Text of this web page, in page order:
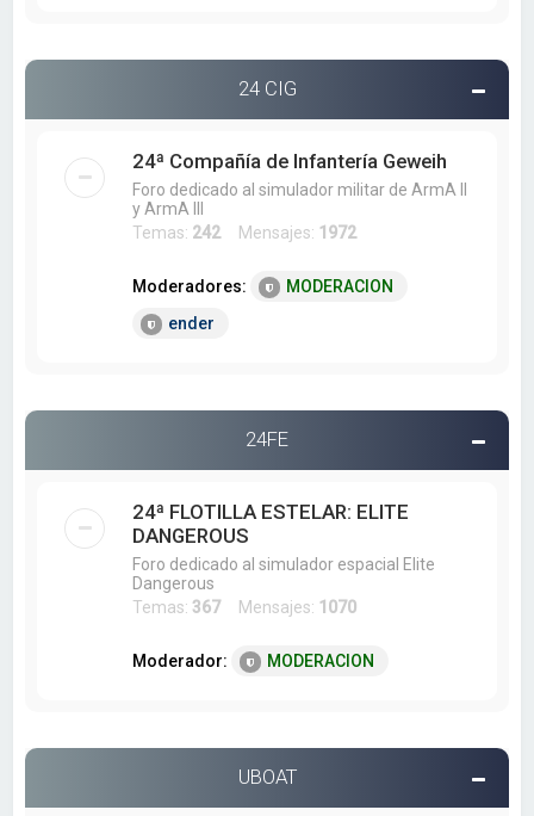
24 CIG
24ª Compañía de Infantería Geweih
Foro dedicado al simulador militar de ArmA II
y ArmA III
Temas: 242Mensajes: 1972
Moderadores:
MODERACION
ender
24FE
24ª FLOTILLA ESTELAR: ELITE
DANGEROUS
Foro dedicado al simulador espacial Elite
Dangerous
Temas: 367Mensajes: 1070
Moderador: MODERACION
UBOAT